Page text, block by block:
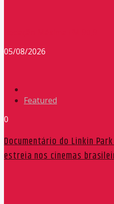
05/08/2026
Featured
0
Documentário do Linkin
estreia nos cinemas